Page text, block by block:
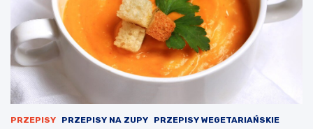
PRZEPISY PRZEPISY NA ZUPY
PRZEPISY WEGETARIAŃSKIE